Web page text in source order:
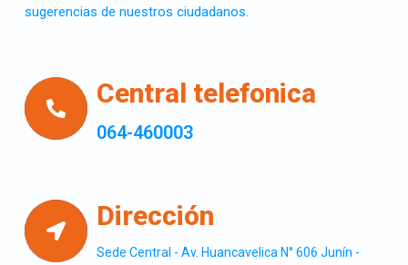
sugerencias de nuestros ciudadanos.
Central telefonica
064-460003
Dirección
Sede Central - Av. Huancavelica N° 606 Junín -